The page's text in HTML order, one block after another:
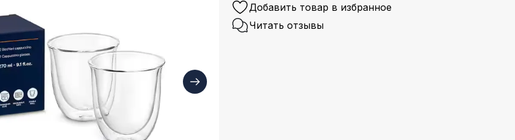
Добавить товар в избранное
Читать отзывы